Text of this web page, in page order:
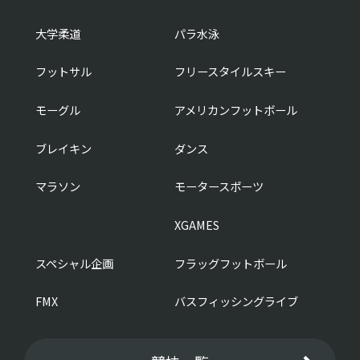
大学柔道 パラ水泳
フットサル フリースタイルスキー
モーグル アメリカンフットボール
ブレイキン ダンス
マラソン モータースポーツ
XGAMES
スペシャル企画 フラッグフットボール
FMX バスフィッシングライブ